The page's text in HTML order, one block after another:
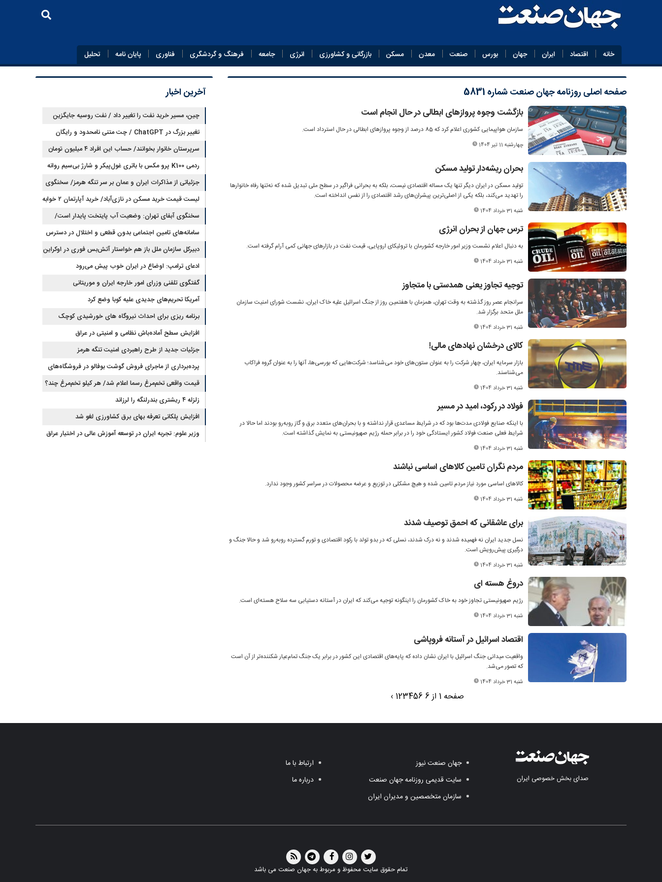
خانه اقتصاد ایران جهان بورس صنعت معدن مسکن بازرگانی و کشاورزی انرژی جامعه فرهنگ و گردشگری فناوری پایان‌ نامه تحلیل
صفحه اصلی روزنامه جهان صنعت شماره 5831
بازگشت وجوه پروازهای ابطالی در حال انجام است
سازمان هواپیمایی کشوری اعلام کرد که 85 درصد از وجوه پروازهای ابطالی در حال استرداد است.
چهارشنبه 11 تیر 1404
بحران ریشه‌دار تولید مسکن
تولید مسکن در ایران دیگر تنها یک مساله اقتصادی نیست، بلکه به بحرانی فراگیر در سطح ملی تبدیل شده که نه‌تنها رفاه خانوارها
را تهدید می‌کند، بلکه یکی از اصلی‌ترین پیشران‌های رشد اقتصادی را از نفس انداخته است.
شنبه 31 خرداد 1404
ترس جهان از بحران انرژی
به دنبال اعلام نشست وزیر امور خارجه کشورمان با تروئیکای اروپایی، قیمت نفت در بازارهای جهانی کمی آرام گرفته است.
شنبه 31 خرداد 1404
توجیه تجاوز یعنی همدستی با متجاوز
سرانجام عصر روز گذشته به وقت تهران، همزمان با هفتمین روز از جنگ اسرائیل علیه خاک ایران، نشست شورای امنیت سازمان
ملل متحد برگزار شد.
شنبه 31 خرداد 1404
کالای درخشان نهادهای مالی!
بازار سرمایه ایران، چهار شرکت را به عنوان ستون‌های خود می‌شناسد؛ شرکت‌هایی که بورسی‌ها، آنها را به عنوان گروه فراکاب
می‌شناسند.
شنبه 31 خرداد 1404
فولاد در رکود، امید در مسیر
با اینکه صنایع فولادی مدت‌ها بود که در شرایط مساعدی قرار نداشته و با بحران‌های متعدد برق و گاز روبه‌رو بودند اما حالا در
شرایط فعلی صنعت فولاد کشور ایستادگی خود را در برابر حمله رژیم صهیونیستی به نمایش گذاشته است.
شنبه 31 خرداد 1404
مردم نگران تامین کالاهای اساسی نباشند
کالاهای اساسی مورد نیاز مردم تامین شده و هیچ مشکلی در توزیع و عرضه محصولات در سراسر کشور وجود ندارد.
شنبه 31 خرداد 1404
برای عاشقانی که احمق توصیف شدند
نسل جدید ایران نه فهمیده شدند و نه درک شدند، نسلی که در بدو تولد با رکود اقتصادی و تورم گسترده روبه‌رو شد و حالا جنگ و
درگیری پیش‌رویش است.
شنبه 31 خرداد 1404
دروغ هسته ای
رژیم صهیونیستی تجاوز خود به خاک کشورمان را اینگونه توجیه می‌کند که ایران در آستانه دستیابی سه سلاح هسته‌ای است.
شنبه 31 خرداد 1404
اقتصاد اسرائیل در آستانه فروپاشی
واقعیت میدانی جنگ اسرائیل با ایران نشان داده که پایه‌های اقتصادی این کشور در برابر یک جنگ تمام‌عیار شکننده‌تر از آن است
که تصور می‌شد.
شنبه 31 خرداد 1404
صفحه 1 از 6 123456
›
آخرین اخبار
چین، مسیر خرید نفت را تغییر داد / نفت روسیه جایگزین
نفت عربستان شد
تغییر بزرگ در ChatGPT / چت متنی نامحدود و رایگان
سرپرستان خانوار بخوانند/ حساب این افراد ۴ میلیون تومان
شارژ شد
ردمی K100 پرو مکس با باتری غول‌پیکر و شارژ بی‌سیم روانه
بازار می‌شود
جزئیاتی از مذاکرات ایران و عمان بر سر تنگه هرمز/ سخنگوی
هیات رئیسه مجلس: بیانیه‌ای شامل تصحیح مسیر تردد دریایی
در تنگه، در آستانه نهایی شدن است
لیست قیمت خرید مسکن در نازی‌آباد/ خرید آپارتمان ۲ خوابه
در این منطقه چقدر سرمایه نیاز دارد؟ + جدول مردادماه ۱۴۰۵
سخنگوی آبفای تهران: وضعیت آب پایتخت پایدار است/
جیره‌بندی نداریم
سامانه‌های تامین اجتماعی بدون قطعی و اختلال در دسترس
است
دبیرکل سازمان ملل باز هم خواستار آتش‌بس فوری در اوکراین
شدادعای ترامپ: اوضاع در ایران خوب پیش می‌رود
گفتگوی تلفنی وزرای امور خارجه ایران و موریتانی
آمریکا تحریم‌های جدیدی علیه کوبا وضع کرد
برنامه ریزی برای احداث نیروگاه های خورشیدی کوچک
مقیاس یا شناور روی آب در مازندران
افزایش سطح آماده‌باش نظامی و امنیتی در عراق
جزئیات جدید از طرح راهبردی امنیت تنگه هرمز
پرده‌برداری از ماجرای فروش گوشت بوفالو در فروشگاه‌های
کشور/ گوشت بوفالو از کجا وارد می‌شود؟/ هر کیلو بوفالو با چه
قیمتی به فروش می‌رود؟
قیمت واقعی تخم‌مرغ رسما اعلام شد/ هر کیلو تخم‌مرغ چند؟
زلزله ۴ ریشتری بندرلنگه را لرزاند
افزایش پلکانی تعرفه بهای برق کشاورزی لغو شد
وزیر علوم: تجربه ایران در توسعه آموزش عالی در اختیار عراق
صدای بخش خصوصی ایران
جهان صنعت نیوز
سایت قدیمی روزنامه جهان صنعت
سازمان متخصصین و مدیران ایران
ارتباط با ما
درباره ما
تمام حقوق سایت محفوظ و مربوط به جهان صنعت می باشد